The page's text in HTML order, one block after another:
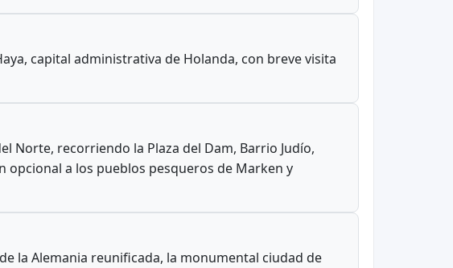
capital administrativa de Holanda, con breve visita
Norte, recorriendo la Plaza del Dam, Barrio Judío,
opcional a los pueblos pesqueros de Marken y
la Alemania reunificada, la monumental ciudad de